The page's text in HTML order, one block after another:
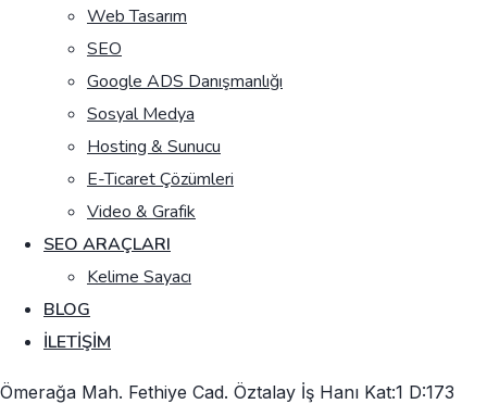
Web Tasarım
SEO
Google ADS Danışmanlığı
Sosyal Medya
Hosting & Sunucu
E-Ticaret Çözümleri
Video & Grafik
SEO ARAÇLARI
Kelime Sayacı
BLOG
İLETIŞIM
Ömerağa Mah. Fethiye Cad. Öztalay İş Hanı Kat:1 D:173